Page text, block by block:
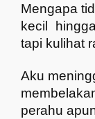
Mengapa
kecil
tapi kulihat
Aku
perahu